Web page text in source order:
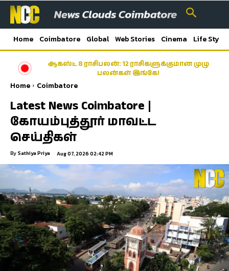
Home Coimbatore Global Web Stories Cinema Life Style
ஆகஸ்ட் 8 ராசிபலன்: 12 ராசிகளுக்குமான முழு
பலன்கள் இங்கே!
Home Coimbatore
Latest News Coimbatore |
கோயம்புத்தூர் மாவட்ட
செய்திகள்
By Sathiya Priya Aug 07, 2026 02:42 PM